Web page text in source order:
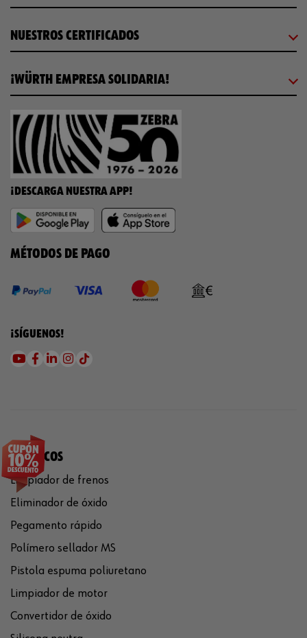
NUESTROS CERTIFICADOS
¡WÜRTH EMPRESA SOLIDARIA!
¡DESCARGA NUESTRA APP!
MÉTODOS DE PAGO
¡SÍGUENOS!
QUÍMICOS
Limpiador de frenos
Eliminador de óxido
Pegamento rápido
Polímero sellador MS
Pistola espuma poliuretano
Limpiador de motor
Convertidor de óxido